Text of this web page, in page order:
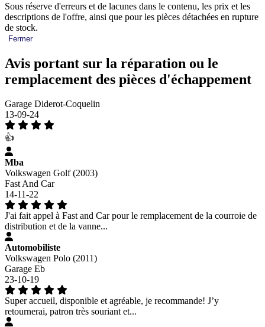
Sous réserve d'erreurs et de lacunes dans le contenu, les prix et les
descriptions de l'offre, ainsi que pour les pièces détachées en rupture
de stock.
Fermer
Avis portant sur la réparation ou le
remplacement des pièces d'échappement
Garage Diderot-Coquelin
13-09-24
👍
Mba
Volkswagen Golf (2003)
Fast And Car
14-11-22
J'ai fait appel à Fast and Car pour le remplacement de la courroie de
distribution et de la vanne...
Automobiliste
Volkswagen Polo (2011)
Garage Eb
23-10-19
Super accueil, disponible et agréable, je recommande! J’y
retournerai, patron très souriant et...